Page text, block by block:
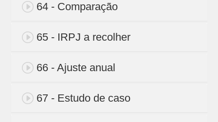
64 - Comparação
65 - IRPJ a recolher
66 - Ajuste anual
67 - Estudo de caso